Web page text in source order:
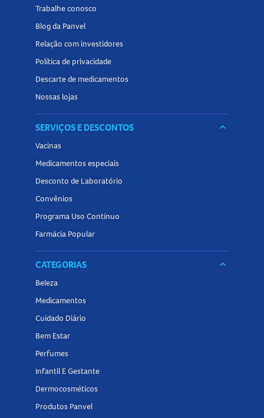
Trabalhe conosco
Blog da Panvel
Relação com investidores
Política de privacidade
Descarte de medicamentos
Nossas lojas
SERVIÇOS E DESCONTOS keyboard_arrow_down
Vacinas
Medicamentos especiais
Desconto de Laboratório
Convênios
Programa Uso Contínuo
Farmácia Popular
CATEGORIAS keyboard_arrow_down
Beleza
Medicamentos
Cuidado Diário
Bem Estar
Perfumes
Infantil E Gestante
Dermocosméticos
Produtos Panvel